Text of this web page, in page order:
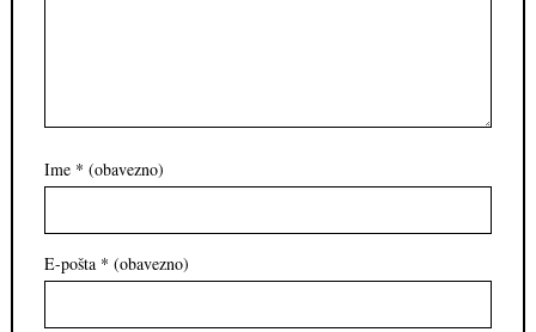
Ime * (obavezno)
E-pošta * (obavezno)